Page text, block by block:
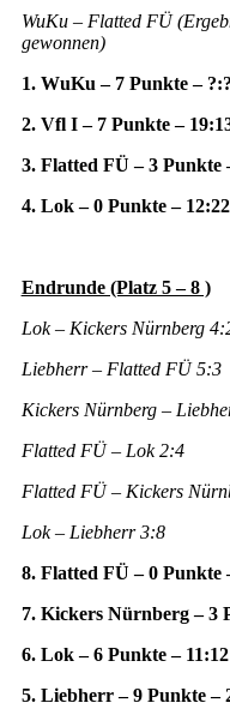
WuKu – Flatted FÜ
gewonnen)
1. WuKu – 7 Punkte –
2. Vfl I – 7 Punkte –
3. Flatted FÜ – 3 Punkte
4. Lok – 0 Punkte –
Endrunde (Platz 5 – 8 )
Lok – Kickers Nürnberg
Liebherr – Flatted FÜ 5:3
Kickers Nürnberg –
Flatted FÜ – Lok 2:4
Flatted FÜ – Kickers
Lok – Liebherr 3:8
8. Flatted FÜ – 0 Punkte
7. Kickers Nürnberg – 3
6. Lok – 6 Punkte –
5. Liebherr – 9 Punkte –